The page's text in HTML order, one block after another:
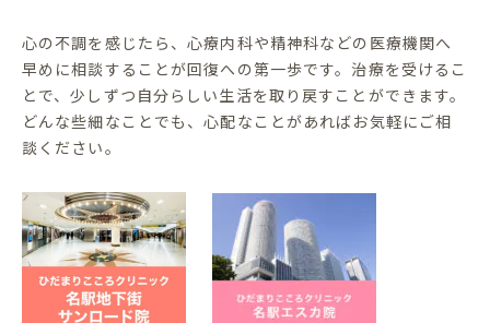
心の不調を感じたら、心療内科や精神科などの医療機関へ
早めに相談することが回復への第一歩です。治療を受けるこ
とで、少しずつ自分らしい生活を取り戻すことができます。
どんな些細なことでも、心配なことがあればお気軽にご相
談ください。